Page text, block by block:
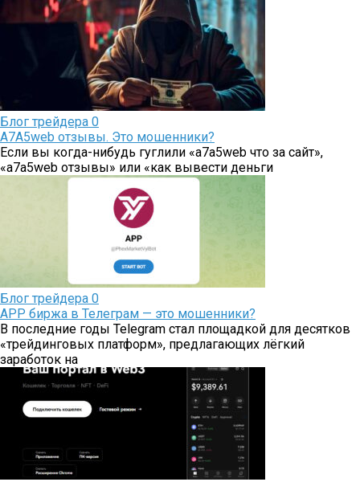
Блог трейдера 0
A7A5web отзывы. Это мошенники?
Если вы когда-нибудь гуглили «a7a5web что за сайт»,
«a7a5web отзывы» или «как вывести деньги
Блог трейдера 0
APP биржа в Телеграм — это мошенники?
В последние годы Telegram стал площадкой для десятков
«трейдинговых платформ», предлагающих лёгкий
заработок на